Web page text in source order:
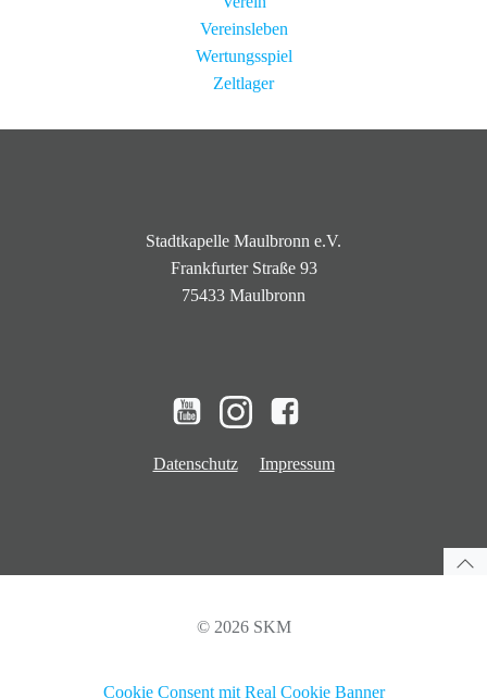
Vereinsleben
Wertungsspiel
Zeltlager
Stadtkapelle Maulbronn e.V.
Frankfurter Straße 93
75433 Maulbronn
Datenschutz Impressum
© 2026 SKM
Cookie Consent mit Real Cookie Banner